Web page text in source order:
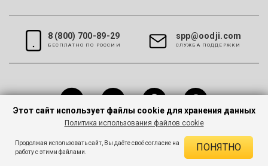
8 (800) 700-89-29
БЕСПЛАТНО ПО РОССИИ
spp@oodji.com
CЛУЖБА ПОДДЕРЖКИ
Этот сайт использует файлы cookie для хранения данных
Политика использования файлов cookie
Продолжая использовать сайт, Вы даёте своё согласие на
работу с этими файлами.
ПОНЯТНО